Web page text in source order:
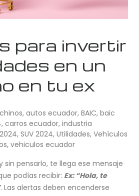
para invertir
en un
en tu ex
,autos ecuador,BAIC,baic
,carros ecuador,industria
,SUV 2024,Utilidades,Vehículos
,vehiculos ecuador
sin pensarlo, te llega ese mensaje
podías recibir: Ex: “Hola, te
. Las alertas deben encenderse